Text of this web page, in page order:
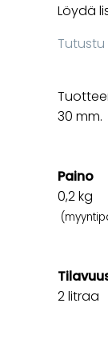
Löydä
30 mm.
Paino
0,2kg
2 litraa